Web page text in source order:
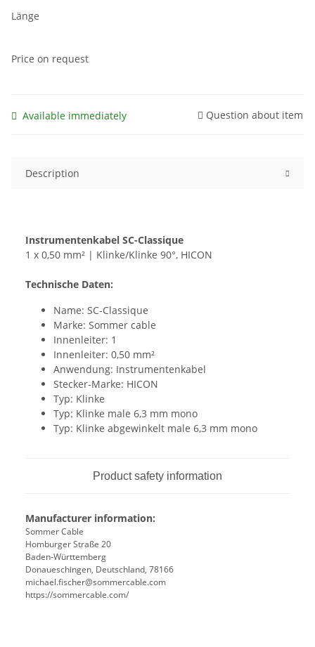
Länge
Price on request
Available immediately Question about item
Description
Instrumentenkabel SC-Classique
1 x 0,50 mm² | Klinke/Klinke 90°, HICON
Technische Daten:
Name: SC-Classique
Marke: Sommer cable
Innenleiter: 1
Innenleiter: 0,50 mm²
Anwendung: Instrumentenkabel
Stecker-Marke: HICON
Typ: Klinke
Typ: Klinke male 6,3 mm mono
Typ: Klinke abgewinkelt male 6,3 mm mono
Product safety information
Manufacturer information:
Sommer Cable
Homburger Straße 20
Baden-Württemberg
Donaueschingen, Deutschland, 78166
michael.fischer@sommercable.com
https://sommercable.com/